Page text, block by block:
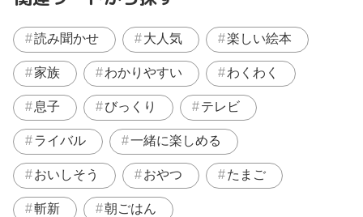
読み聞かせ 大人気 楽しい絵本
家族 わかりやすい わくわく
息子 びっくり テレビ
ライバル 一緒に楽しめる
おいしそう おやつ たまご
斬新 朝ごはん